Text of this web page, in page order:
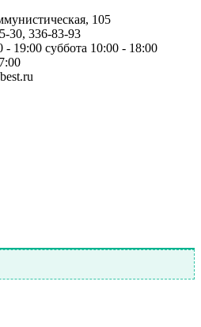
105
30, 336-83-93
- 19:00 суббота 10:00 - 18:00